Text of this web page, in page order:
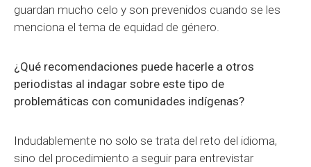
guardan mucho celo y son prevenidos cuando se les
menciona el tema de equidad de género.
¿Qué recomendaciones puede hacerle a otros
periodistas al indagar sobre este tipo de
problemáticas con comunidades indígenas?
Indudablemente no solo se trata del reto del idioma,
sino del procedimiento a seguir para entrevistar